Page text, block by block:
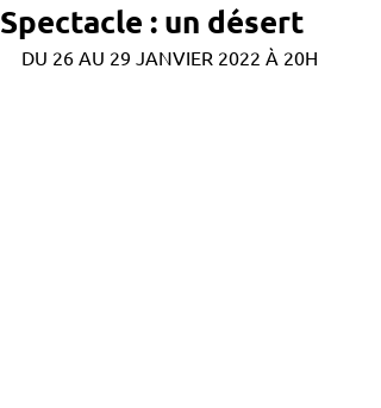
Spectacle : un désert
DU 26 AU 29 JANVIER 2022 À 20H